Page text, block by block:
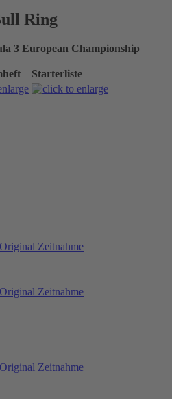
Ring
3 European Championship
Starterliste
Original Zeitnahme
Original Zeitnahme
Original Zeitnahme